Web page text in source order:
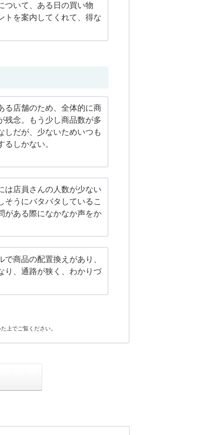
ついて、ある日の買い物
トを案内してくれて、得な
る店舗のため、全体的に商
残念。もう少し商品数が多
しだが、少ないためいつも
るしかない。
は店員さんの人数が少ない
そうにバタバタしているこ
がある際になかなか声をか
で商品の配置換えがあり、
り、通路が狭く、わかりづ
上でご覧ください。